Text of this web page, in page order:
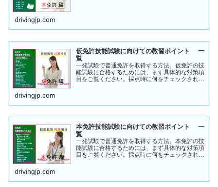
drivingjp.com
仮免許技能試験に向けての教習ポイント 一
覧
一発試験で普通免許を取得する方法。仮免許の技
能試験に合格するためには、まず具体的な対策項
目をご覧ください。採点時に何をチェックされる
drivingjp.com
本免許技能試験に向けての教習ポイント 一
覧
一発試験で普通免許を取得する方法。本免許の技
能試験に合格するためには、まず具体的な対策項
目をご覧ください。採点時に何をチェックされる
drivingjp.com